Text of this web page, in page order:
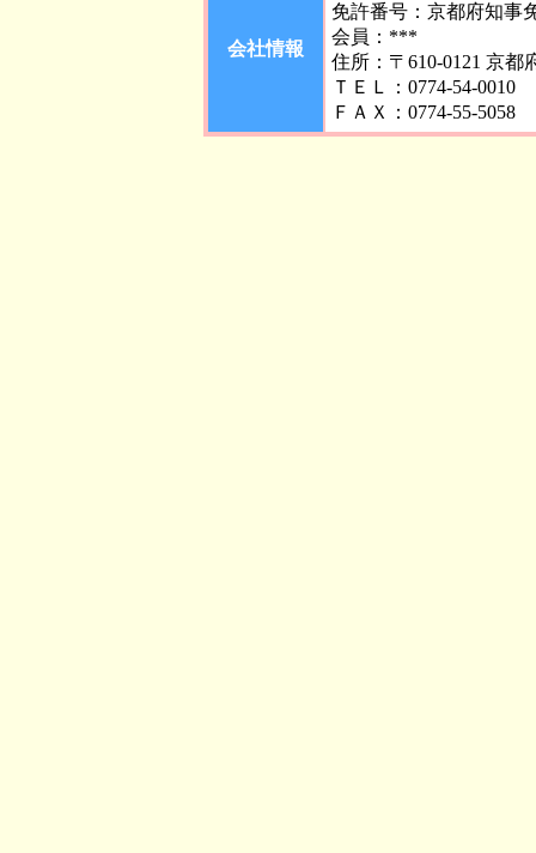
会社情報
免許番号：京都府知事
会員：***
住所：〒610-0121 京都
ＴＥＬ：0774-54-0010
ＦＡＸ：0774-55-5058